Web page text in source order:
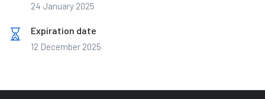
24 January 2025
Expiration date
12 December 2025